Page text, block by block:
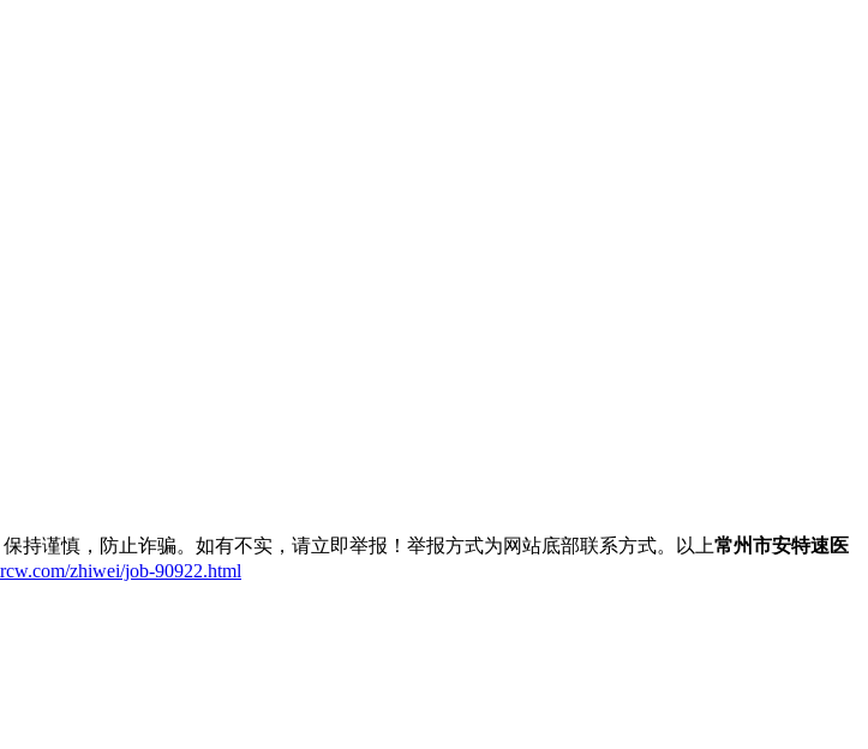
持谨慎，防止诈骗。如有不实，请立即举报！举报方式为网站底部联系方式。以上常州市安特速医
zhiwei/job-90922.html